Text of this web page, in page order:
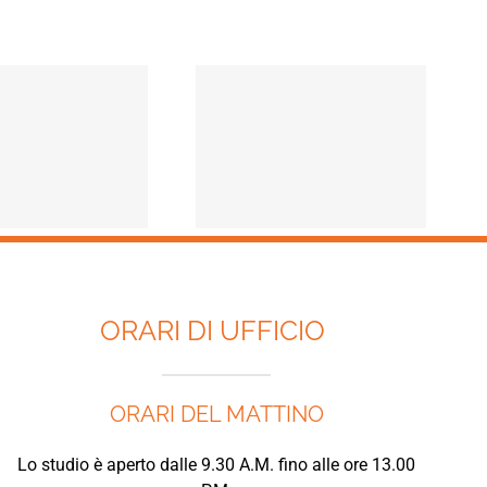
ORARI DI UFFICIO
ORARI DEL MATTINO
Lo studio è aperto dalle 9.30 A.M. fino alle ore 13.00